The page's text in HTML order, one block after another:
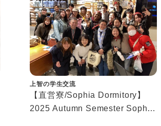
上智の学生交流
【直営寮/Sophia Dormitory】
2025 Autumn Semester Sophia